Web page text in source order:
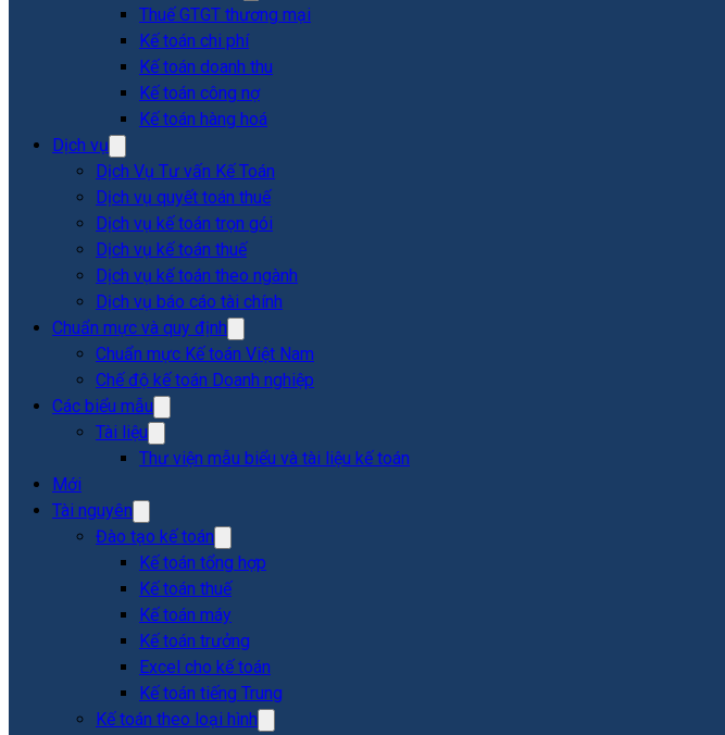
Thuế GTGT thương mại
Kế toán chi phí
Kế toán doanh thu
Kế toán công nợ
Kế toán hàng hoá
Dịch vụ
Dịch Vụ Tư vấn Kế Toán
Dịch vụ quyết toán thuế
Dịch vụ kế toán trọn gói
Dịch vụ kế toán thuế
Dịch vụ kế toán theo ngành
Dịch vụ báo cáo tài chính
Chuẩn mực và quy định
Chuẩn mực Kế toán Việt Nam
Chế độ kế toán Doanh nghiệp
Các biểu mẫu
Tài liệu
Thư viện mẫu biểu và tài liệu kế toán
Mới
Tài nguyên
Đào tạo kế toán
Kế toán tổng hợp
Kế toán thuế
Kế toán máy
Kế toán trưởng
Excel cho kế toán
Kế toán tiếng Trung
Kế toán theo loại hình